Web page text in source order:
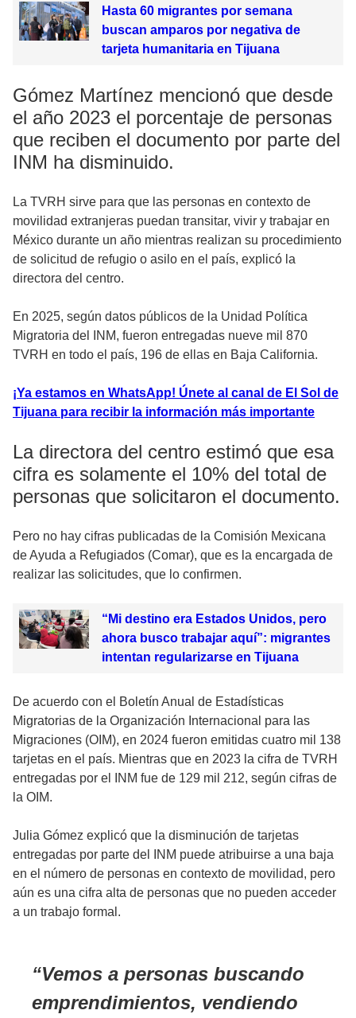
Hasta 60 migrantes por semana
buscan amparos por negativa de
tarjeta humanitaria en Tijuana
Gómez Martínez mencionó que desde
el año 2023 el porcentaje de personas
que reciben el documento por parte del
INM ha disminuido.
La TVRH sirve para que las personas en contexto de
movilidad extranjeras puedan transitar, vivir y trabajar en
México durante un año mientras realizan su procedimiento
de solicitud de refugio o asilo en el país, explicó la
directora del centro.
En 2025, según datos públicos de la Unidad Política
Migratoria del INM, fueron entregadas nueve mil 870
TVRH en todo el país, 196 de ellas en Baja California.
¡Ya estamos en WhatsApp! Únete al canal de El Sol de
Tijuana para recibir la información más importante
La directora del centro estimó que esa
cifra es solamente el 10% del total de
personas que solicitaron el documento.
Pero no hay cifras publicadas de la Comisión Mexicana
de Ayuda a Refugiados (Comar), que es la encargada de
realizar las solicitudes, que lo confirmen.
“Mi destino era Estados Unidos, pero
ahora busco trabajar aquí”: migrantes
intentan regularizarse en Tijuana
De acuerdo con el Boletín Anual de Estadísticas
Migratorias de la Organización Internacional para las
Migraciones (OIM), en 2024 fueron emitidas cuatro mil 138
tarjetas en el país. Mientras que en 2023 la cifra de TVRH
entregadas por el INM fue de 129 mil 212, según cifras de
la OIM.
Julia Gómez explicó que la disminución de tarjetas
entregadas por parte del INM puede atribuirse a una baja
en el número de personas en contexto de movilidad, pero
aún es una cifra alta de personas que no pueden acceder
a un trabajo formal.
Vemos a personas buscando
emprendimientos, vendiendo